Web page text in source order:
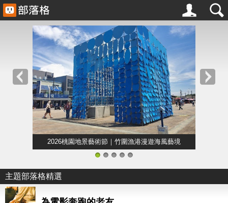
2026桃園地景藝術節｜竹圍漁港漫遊海風藝境
主題部落格精選